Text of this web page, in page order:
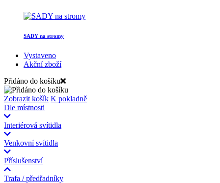
SADY na stromy
Vystaveno
Akční zboží
Přidáno do košíku
Zobrazit košík K pokladně
Dle místnosti
Interiérová svítidla
Venkovní svítidla
Příslušenství
Trafa / předřadníky